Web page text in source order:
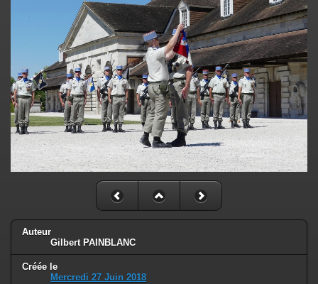
Auteur
Gilbert PAINBLANC
Créée le
Mercredi 27 Juin 2018